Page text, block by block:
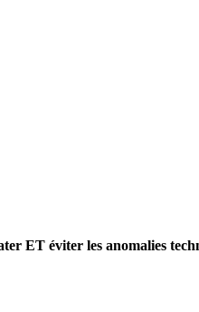
ET éviter les anomalies